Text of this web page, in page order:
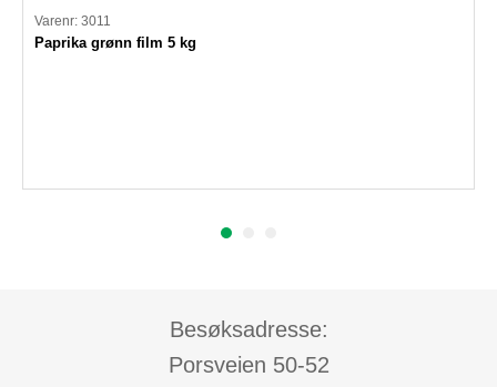
Varenr: 3011
Paprika grønn film 5 kg
Besøksadresse:
Porsveien 50-52